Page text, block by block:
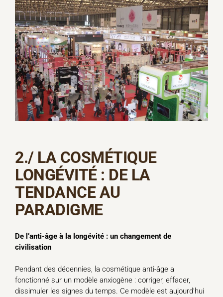
2./ LA COSMÉTIQUE
LONGÉVITÉ : DE LA
TENDANCE AU
PARADIGME
De l’anti-âge à la longévité : un changement de
civilisation
Pendant des décennies, la cosmétique anti-âge a
fonctionné sur un modèle anxiogène : corriger, effacer,
dissimuler les signes du temps. Ce modèle est aujourd’hui